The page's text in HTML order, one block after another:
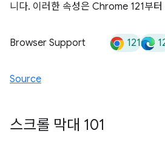
니다. 이러한 속성은 Chrome 121부터
Browser Support 121
Source
스크롤 막대 101